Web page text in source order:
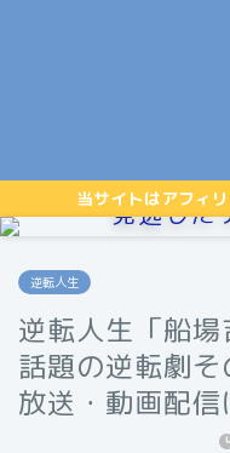
当サイトはアフィ
見逃した
逆転人生
逆転人生「船
話題の逆転劇
放送・動画配信